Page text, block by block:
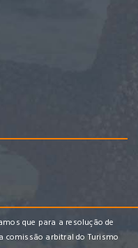
que para a resolução de
comissão arbitral do Turismo